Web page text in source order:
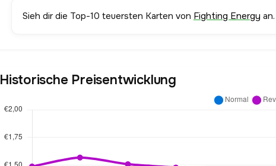
Sieh dir die Top-10 teuersten Karten von Fighting Energy an.
Historische Preisentwicklung